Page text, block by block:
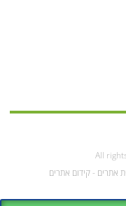
אתרים - קידום אתרים